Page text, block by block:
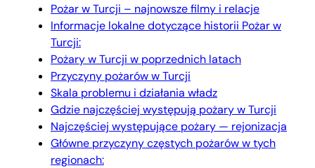
Pożar w Turcji – najnowsze filmy i relacje
Informacje lokalne dotyczące historii Pożar w
Turcji:
Pożary w Turcji w poprzednich latach
Przyczyny pożarów w Turcji
Skala problemu i działania władz
Gdzie najczęściej występują pożary w Turcji
Najczęściej występujące pożary — rejonizacja
Główne przyczyny częstych pożarów w tych
regionach: